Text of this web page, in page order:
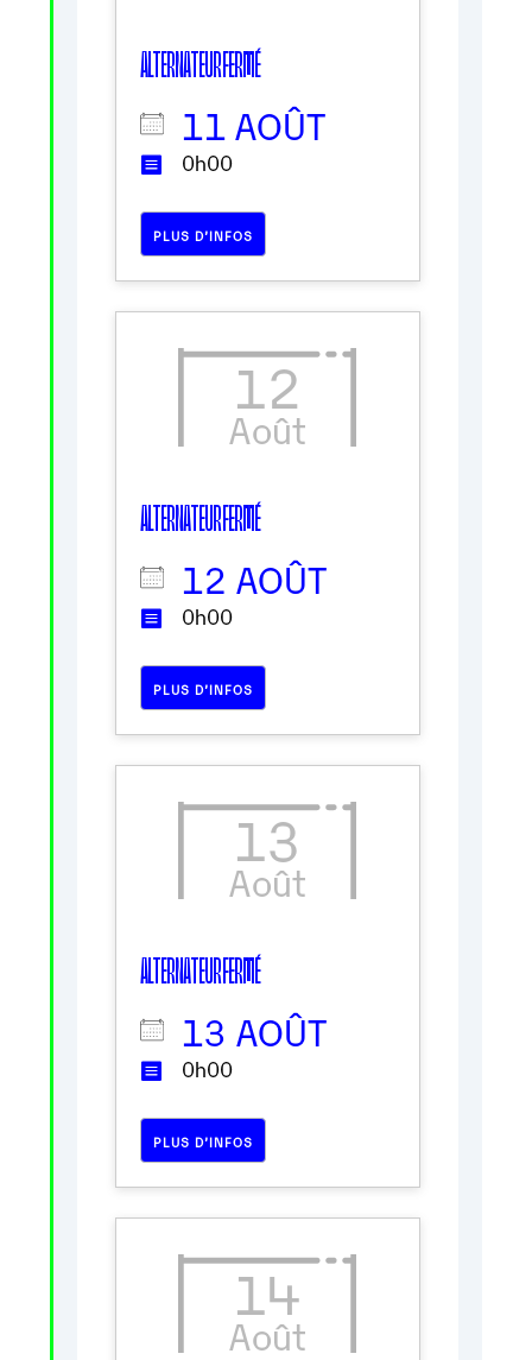
ALTERNATEUR FERMÉ
11 AOÛT
0h00
PLUS D’INFOS
12
Août
ALTERNATEUR FERMÉ
12 AOÛT
0h00
PLUS D’INFOS
13
Août
ALTERNATEUR FERMÉ
13 AOÛT
0h00
PLUS D’INFOS
14
Août